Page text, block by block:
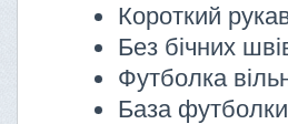
Короткий
Без бічних
Футболка
База